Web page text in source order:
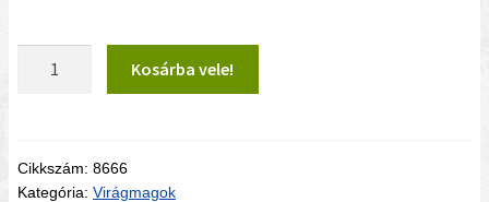
Dália mignon mix vetőmag mennyiség
Kosárba vele!
Cikkszám: 8666
Kategória: Virágmagok